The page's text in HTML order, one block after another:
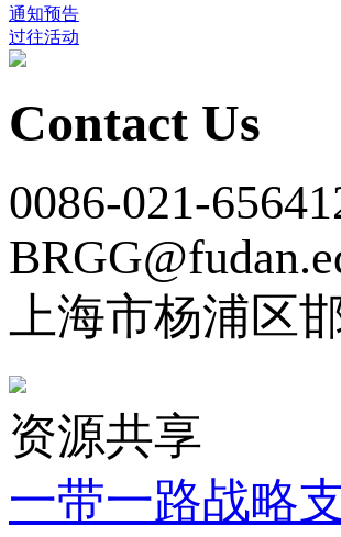
通知预告
过往活动
Contact Us
0086-021-
上海市杨浦区
资源共享
一带一路战略